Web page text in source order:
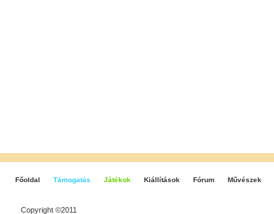
Főoldal Támogatás Játékok Kiállítások Fórum Művészek
Copyright ©2011